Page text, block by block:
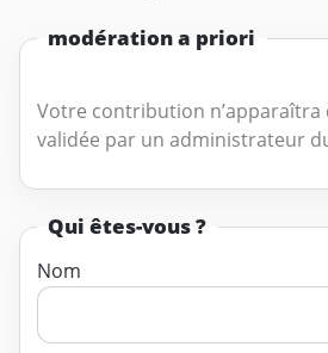
modération a priori
Votre contribution n’apparaîtra
validée par un administrateur
Qui êtes-vous ?
Nom